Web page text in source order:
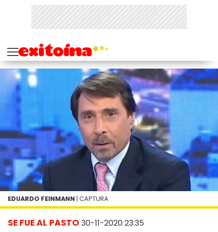
SE FUE AL PASTO 30-11-2020 23:35
EDUARDO FEINMANN | CAPTURA